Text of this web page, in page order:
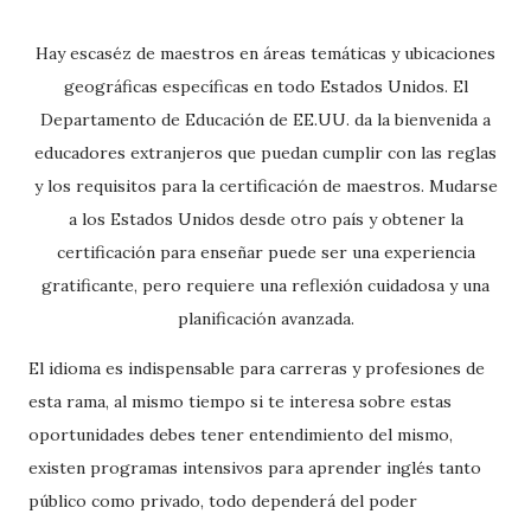
Hay escaséz de maestros en áreas temáticas y ubicaciones
geográficas específicas en todo Estados Unidos. El
Departamento de Educación de EE.UU. da la bienvenida a
educadores extranjeros que puedan cumplir con las reglas
y los requisitos para la certificación de maestros. Mudarse
a los Estados Unidos desde otro país y obtener la
certificación para enseñar puede ser una experiencia
gratificante, pero requiere una reflexión cuidadosa y una
planificación avanzada.
El idioma es indispensable para carreras y profesiones de
esta rama, al mismo tiempo si te interesa sobre estas
oportunidades debes tener entendimiento del mismo,
existen programas intensivos para aprender inglés tanto
público como privado, todo dependerá del poder